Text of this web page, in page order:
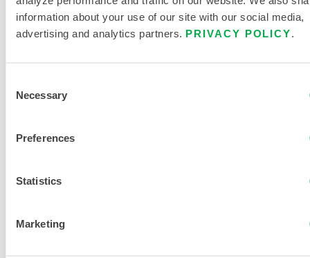
information about your use of our site with our social media,
advertising and analytics partners. PRIVACY POLICY
Selection
Necessary
Preferences
Statistics
Marketing
LITTÉRATURE SUR LES
PRODUITS
LES FORCES DE L'ORDRE